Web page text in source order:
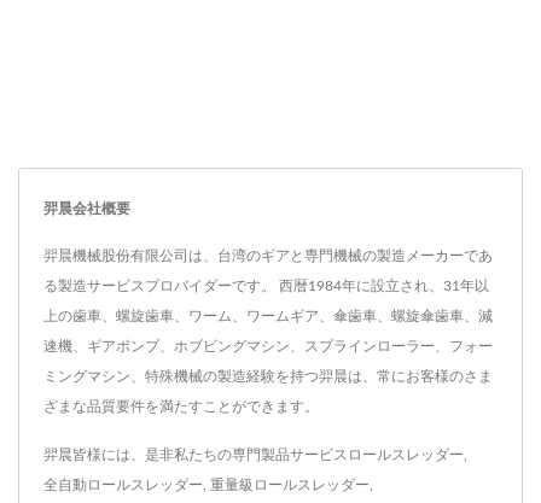
羿晨会社概要
羿晨機械股份有限公司は、台湾のギアと専門機械の製造メーカーであ
る製造サービスプロバイダーです。 西暦1984年に設立され、31年以
上の歯車、螺旋歯車、ワーム、ワームギア、傘歯車、螺旋傘歯車、減
速機、ギアポンプ、ホブビングマシン、スプラインローラー、フォー
ミングマシン、特殊機械の製造経験を持つ羿晨は、常にお客様のさま
ざまな品質要件を満たすことができます。
羿晨皆様には、是非私たちの専門製品サービス ロールスレッダー
全自動ロールスレッダー 重量級ロールスレッダー